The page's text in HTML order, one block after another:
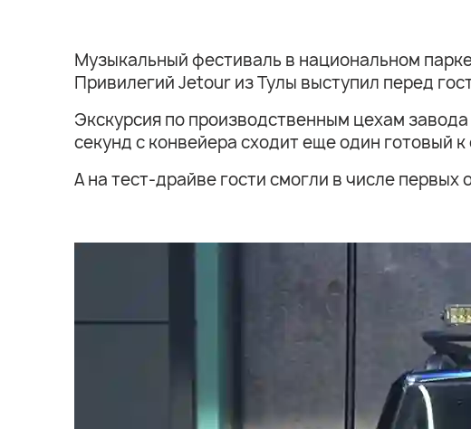
Музыкальный фестиваль в национальном
Привилегий Jetour из Тулы выступил перед
Экскурсия по производственным цехам
секунд с конвейера сходит еще один готовый
А на тест-драйве гости смогли в числе